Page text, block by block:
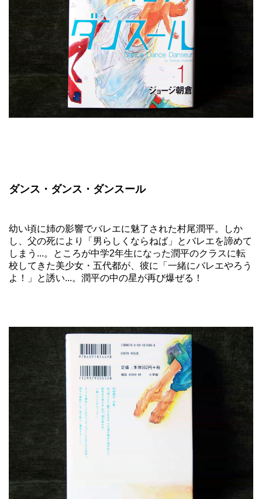
ダンス・ダンス・ダンスール
幼い頃に姉の影響でバレエに魅了された村尾潤平。しか
し、父の死により「男らしくならねば」とバレエを諦めて
しまう...。ところが中学2年生になった潤平のクラスに転
校してきた美少女・五代都が、彼に「一緒にバレエやろう
よ！」と誘い...。潤平の中の星が再び爆ぜる！